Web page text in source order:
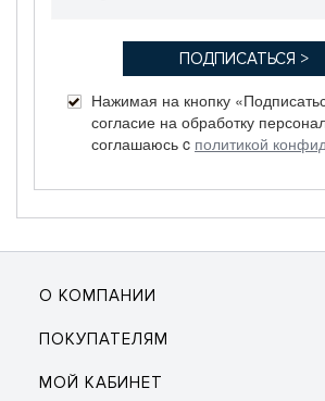
Нажимая на кнопку
согласие на обработку
соглашаюсь c политикой
О КОМПАНИИ
ПОКУПАТЕЛЯМ
МОЙ КАБИНЕТ